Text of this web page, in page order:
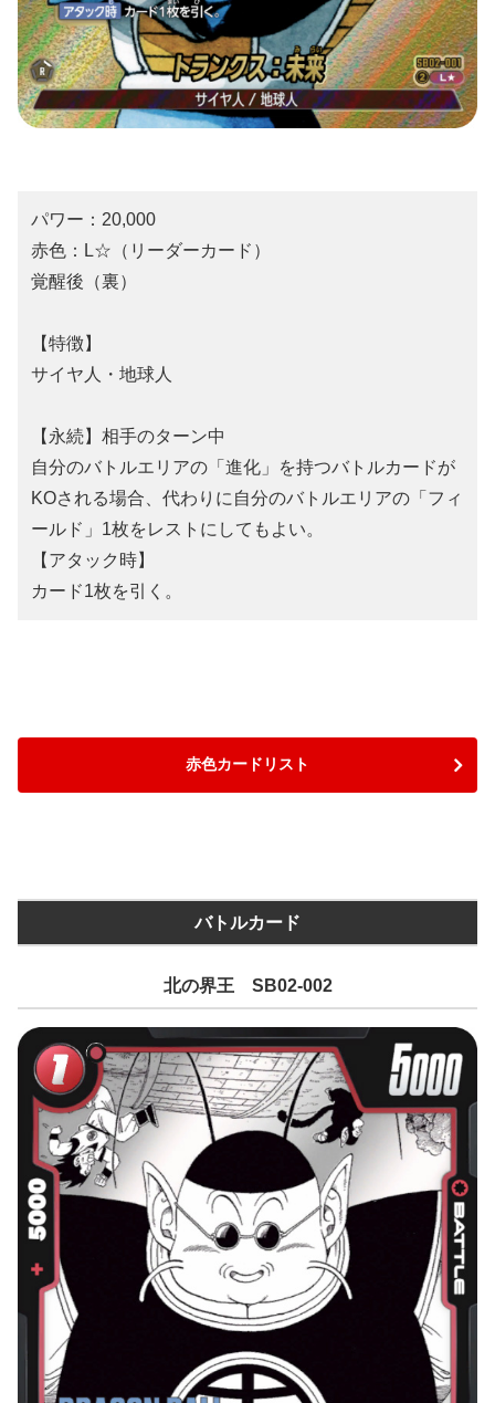
パワー：20,000
赤色：L☆（リーダーカード）
覚醒後（裏）
【特徴】
サイヤ人・地球人
【永続】相手のターン中
自分のバトルエリアの「進化」を持つバトルカードが
KOされる場合、代わりに自分のバトルエリアの「フィ
ールド」1枚をレストにしてもよい。
【アタック時】
カード1枚を引く。
赤色カードリスト
バトルカード
北の界王 SB02-002